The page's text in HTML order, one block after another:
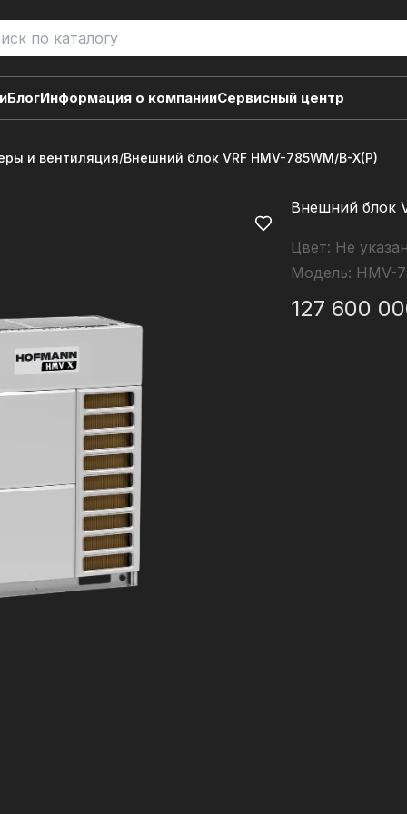
БлогИнформация о компанииСервисный центр
и вентиляция/Внешний блок VRF HMV-785WM/B-X(P)
Внешний блок
Цвет: Не
Модель: HMV-
127 600